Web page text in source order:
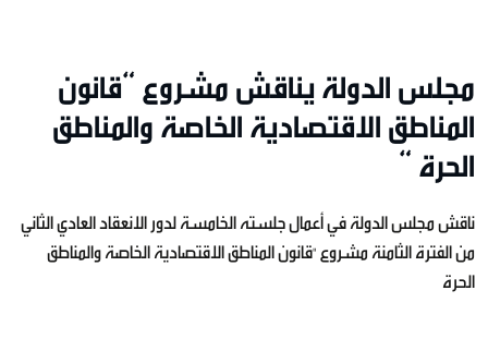
مجلس الدولة يناقش مشروع “قانون
المناطق الاقتصادية الخاصة والمناطق
الحرة “
ناقش مجلس الدولة في أعمال جلسته الخامسة لدور الانعقاد العادي الثاني
من الفترة الثامنة مشروع "قانون المناطق الاقتصادية الخاصة والمناطق
الحرة